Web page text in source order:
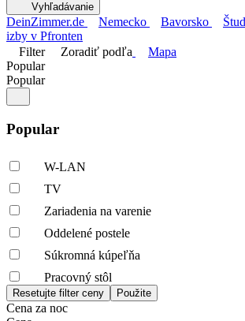
Vyhľadávanie
DeinZimmer.de Nemecko Bavorsko
izby v Pfronten
Filter
Zoradiť podľa
Mapa
Popular
Popular
Popular
W-LAN
TV
Zariadenia na varenie
Oddelené postele
Súkromná kúpeľňa
Pracovný stôl
Cena za noc